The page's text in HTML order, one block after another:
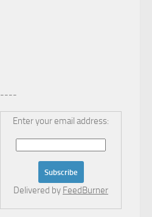
----
Enter your email address:
Delivered by FeedBurner